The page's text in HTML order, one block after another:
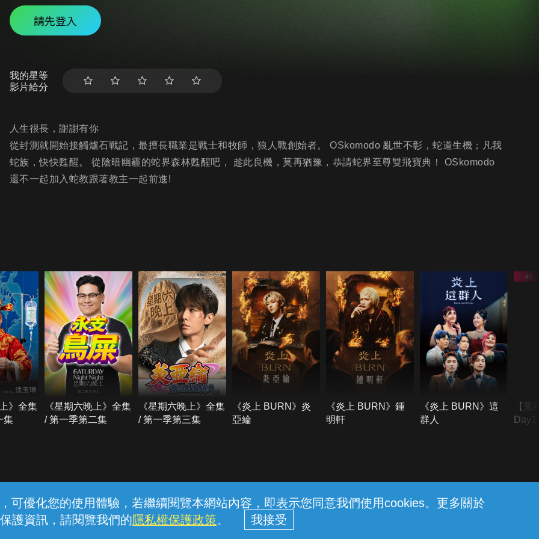
可優化您的使用體驗，若繼續閱覽本網站內容，即表示您同意我們使用cookies。更多關於
護資訊，請閱覽我們的隱私權保護政策。
請先登入
我的星等
影片給分
人生很長，謝謝有你
從封測就開始接觸爐石戰記，最擅長職業是戰士和牧師，狼人戰創始者。 OSkomodo 亂世不彰，蛇道生機；凡我
蛇族，快快甦醒。 從陰暗幽霾的蛇界森林甦醒吧， 趁此良機，莫再猶豫，恭請蛇界至尊雙飛寶典！ OSkomodo
還不一起加入蛇教跟著教主一起前進!
》全集
集
《星期六晚上》全集
/ 第一季第二集
《星期六晚上》全集
/ 第一季第三集
《炎上 BURN》炎
亞綸
《炎上 BURN》鍾
明軒
《炎上 BURN》這
群人
【荒
線上客服 服務條款 隱私權保護
中華電信股份有限公司個人家庭分公司 (統一編號：96979949) © 2026